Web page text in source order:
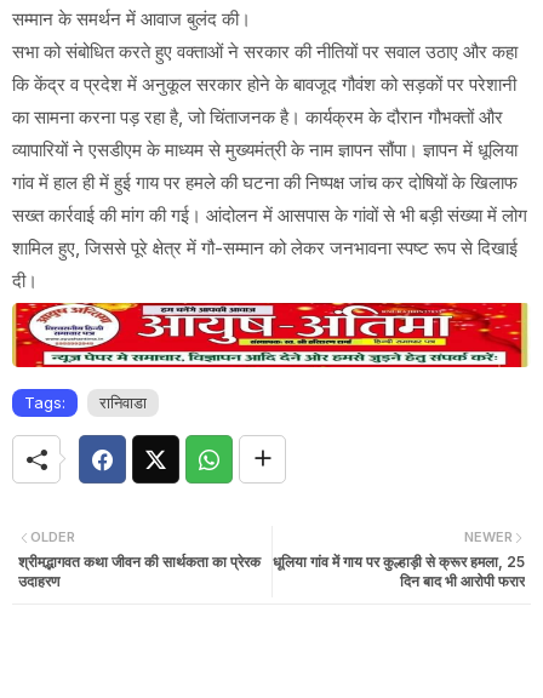
सम्मान के समर्थन में आवाज बुलंद की।
सभा को संबोधित करते हुए वक्ताओं ने सरकार की नीतियों पर सवाल उठाए और कहा
कि केंद्र व प्रदेश में अनुकूल सरकार होने के बावजूद गौवंश को सड़कों पर परेशानी
का सामना करना पड़ रहा है, जो चिंताजनक है। कार्यक्रम के दौरान गौभक्तों और
व्यापारियों ने एसडीएम के माध्यम से मुख्यमंत्री के नाम ज्ञापन सौंपा। ज्ञापन में धूलिया
गांव में हाल ही में हुई गाय पर हमले की घटना की निष्पक्ष जांच कर दोषियों के खिलाफ
सख्त कार्रवाई की मांग की गई। आंदोलन में आसपास के गांवों से भी बड़ी संख्या में लोग
शामिल हुए, जिससे पूरे क्षेत्र में गौ-सम्मान को लेकर जनभावना स्पष्ट रूप से दिखाई
दी।
Tags: रानिवाडा
NEWER
धूलिया गांव में गाय पर कुल्हाड़ी से क्रूर हमला, 25
दिन बाद भी आरोपी फरार
OLDER
श्रीमद्भागवत कथा जीवन की सार्थकता का प्रेरक
उदाहरण